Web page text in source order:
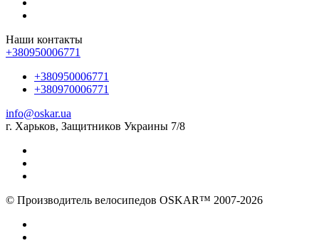
Наши контакты
+380950006771
+380950006771
+380970006771
info@oskar.ua
г. Харьков, Защитников Украины 7/8
© Производитель велосипедов OSKAR™ 2007-2026